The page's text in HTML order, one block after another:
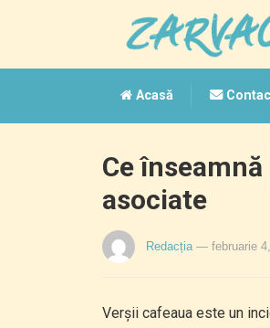
Acasă
Ce
asociate
Redacția — februarie
Verșii cafeaua este un